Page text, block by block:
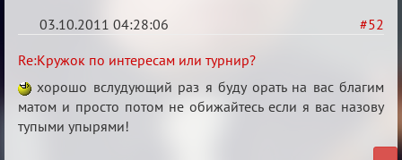
#52
03.10.2011 04:28:06
Re:
Кружок
по
интересам
Re:Кружок по интересам или турнир?
хорошо вслудующий раз я буду орать на вас благим
матом и просто потом не обижайтесь если я вас назову
тупыми упырями!